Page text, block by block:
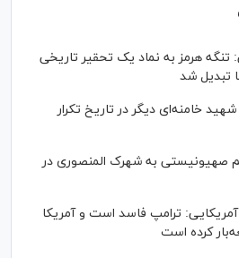
تنگه هرمز به نماد یک تحقیر تاریخی
تبدیل شد
خامنه‌ای دیگر در تاریخ تکرار
صهیونیستی به شهرک المنصوری در
آمریکایی: ترامپ فاسد است و آمریکا
کرده است